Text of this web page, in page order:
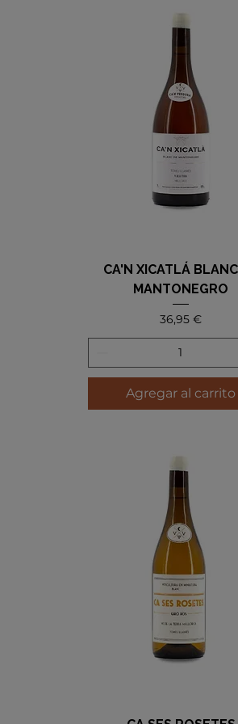
CA'N XICATLÁ
MANTONEGRO
Precio
36,95 €
Agregar al carrito